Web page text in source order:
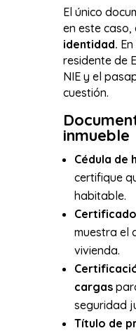
El único
en este caso,
identidad.
residente de
NIE y el
cuestión.
inmueble
Cédula de
certifique
habitable.
muestra el
vivienda.
cargas
seguridad
Título de